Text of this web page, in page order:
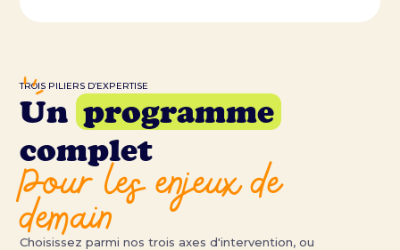
TROIS PILIERS D’EXPERTISE
Unprogramme
complet
Pour les enjeux de
demain
Choisissez parmi nos trois axes d'intervention, ou